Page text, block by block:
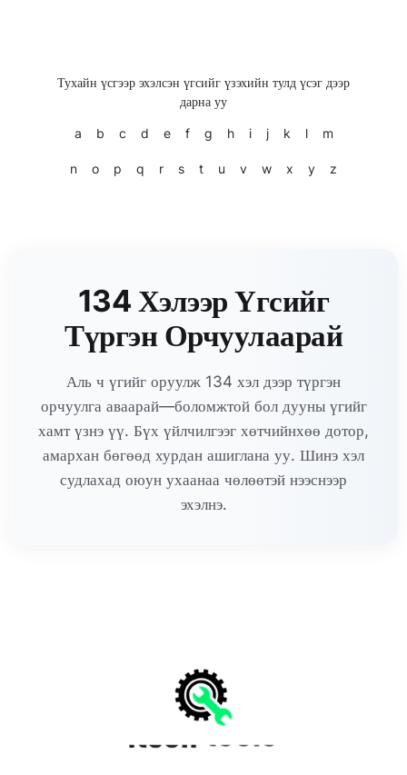
Тухайн үсгээр эхэлсэн үгсийг үзэхийн тулд үсэг дээр
дарна уу
a b c d e f g h i j k l m
n o p q r s t u v w x y z
134 Хэлээр Үгсийг
Түргэн Орчуулаарай
Аль ч үгийг оруулж 134 хэл дээр түргэн
орчуулга аваарай—боломжтой бол дууны үгийг
хамт үзнэ үү. Бүх үйлчилгээг хөтчийнхөө дотор,
амархан бөгөөд хурдан ашиглана уу. Шинэ хэл
судлахад оюун ухаанаа чөлөөтэй нээснээр
эхэлнэ.